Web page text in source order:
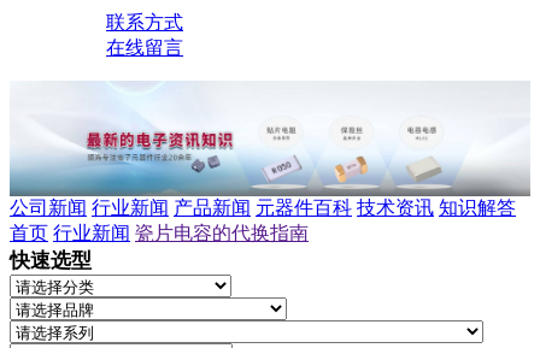
联系方式
在线留言
公司新闻 行业新闻 产品新闻 元器件百科 技术资讯 知识解答
首页 行业新闻 瓷片电容的代换指南
快速选型